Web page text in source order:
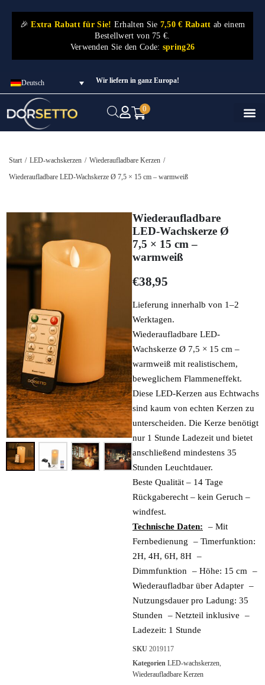
🎉Extra Rabatt für Sie! Erhalten Sie 7,50 € Rabatt ab einem
Bestellwert von 75 €.
Verwenden Sie den Code: spring26
Deutsch Wir liefern in ganz Europa!
0
Start / LED-wachskerzen / Wiederaufladbare Kerzen /
Wiederaufladbare LED-Wachskerze Ø 7,5 × 15 cm – warmweiß
Wiederaufladbare
LED-Wachskerze Ø
7,5 × 15 cm –
warmweiß
€38,95
Lieferung innerhalb von 1–2
Werktagen.
Wiederaufladbare LED-
Wachskerze Ø 7,5 × 15 cm –
warmweiß mit realistischem,
beweglichem Flammeneffekt.
Diese LED-Kerzen aus Echtwachs
sind kaum von echten Kerzen zu
unterscheiden. Die Kerze benötigt
nur 1 Stunde Ladezeit und bietet
anschließend mindestens 35
Stunden Leuchtdauer.
Beste Qualität – 14 Tage
Rückgaberecht – kein Geruch –
windfest.
Technische Daten: – Mit
Fernbedienung – Timerfunktion:
2H, 4H, 6H, 8H –
Dimmfunktion – Höhe: 15 cm –
Wiederaufladbar über Adapter –
Nutzungsdauer pro Ladung: 35
Stunden – Netzteil inklusive –
Ladezeit: 1 Stunde
SKU 2019117
Kategorien LED-wachskerzen,
Wiederaufladbare Kerzen